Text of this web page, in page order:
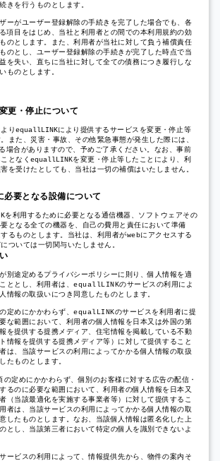
きを行うものとします。
ーがユーザー登録解除の手続きを完了した場合でも、各
項目をはじめ、当社と利用者との間での本利用規約の効
のとします。また、利用者が当社に対して負う補償責任
のとし、ユーザー登録解除の手続きが完了した時点で当
を失い、直ちに当社に対して全ての債務につき履行しな
ものとします。
更・停止について
りequallLINKにより提供するサービスを変更・停止等
また、災害・事故、その他緊急事態が発生した際には、
場合がありますので、予めご了承ください。なお、事前
となく equallLINKを変更・停止等したことにより、利
を受けたとしても、当社は一切の補償はいたしません。
必要となる設備について
を利用するために必要となる通信機器、ソフトウェアその
となる全ての機器を、自己の費用と責任において準備
るものとします。当社は、利用者がwebにアクセスする
ついては一切関与いたしません。
別途定めるプライバシーポリシーに則り、個人情報を適
ととし、利用者は、 equallLINKのサービスの利用によ
情報の取扱いにつき同意したものとします。
定めにかかわらず、 equalLINKのサービスを利用者に提
な範囲において、利用者の個人情報を日本又は外国の第
を提供する提携メディア、住宅情報を掲載している不動
情報を提供する提携メディア等）に対して提供すること
は、当該サービスの利用によってかかる個人情報の取扱
たものとします。
の定めにかかわらず、個別のお客様に対する広告の配信・
るのに必要な範囲において、利用者の個人情報を日本又
（当該最適化を実施する事業者等）に対して提供するこ
者は、当該サービスの利用によってかかる個人情報の取
したものとします。なお、当該個人情報は匿名化した上
とし、当該第三者において特定の個人を識別できないよ
ービスの利用によって、情報提供先から、物件の案内そ